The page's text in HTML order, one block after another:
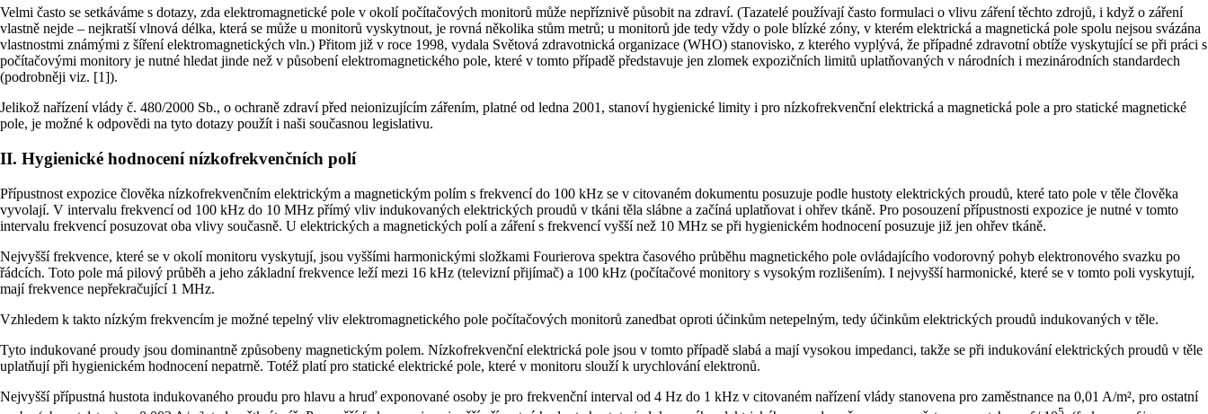
Velmi často se setkáváme s dotazy, zda elektromagnetické pole v okolí počítačových monitorů může nepříznivě působit na zdraví. (Tazatelé používají často formulaci o vlivu záření těchto zdrojů, i když o záření
vlastně nejde – nejkratší vlnová délka, která se může u monitorů vyskytnout, je rovná několika stům metrů; u monitorů jde tedy vždy o pole blízké zóny, v kterém elektrická a magnetická pole spolu nejsou svázána
vlastnostmi známými z šíření elektromagnetických vln.) Přitom již v roce 1998, vydala Světová zdravotnická organizace (WHO) stanovisko, z kterého vyplývá, že případné zdravotní obtíže vyskytující se při práci s
počítačovými monitory je nutné hledat jinde než v působení elektromagnetického pole, které v tomto případě představuje jen zlomek expozičních limitů uplatňovaných v národních i mezinárodních standardech
(podrobněji viz. [1]).
Jelikož nařízení vlády č. 480/2000 Sb., o ochraně zdraví před neionizujícím zářením, platné od ledna 2001, stanoví hygienické limity i pro nízkofrekvenční elektrická a magnetická pole a pro statické magnetické
pole, je možné k odpovědi na tyto dotazy použít i naši současnou legislativu.
II. Hygienické hodnocení nízkofrekvenčních polí
Přípustnost expozice člověka nízkofrekvenčním elektrickým a magnetickým polím s frekvencí do 100 kHz se v citovaném dokumentu posuzuje podle hustoty elektrických proudů, které tato pole v těle člověka
vyvolají. V intervalu frekvencí od 100 kHz do 10 MHz přímý vliv indukovaných elektrických proudů v tkáni těla slábne a začíná uplatňovat i ohřev tkáně. Pro posouzení přípustnosti expozice je nutné v tomto
intervalu frekvencí posuzovat oba vlivy současně. U elektrických a magnetických polí a záření s frekvencí vyšší než 10 MHz se při hygienickém hodnocení posuzuje již jen ohřev tkáně.
Nejvyšší frekvence, které se v okolí monitoru vyskytují, jsou vyššími harmonickými složkami Fourierova spektra časového průběhu magnetického pole ovládajícího vodorovný pohyb elektronového svazku po
řádcích. Toto pole má pilový průběh a jeho základní frekvence leží mezi 16 kHz (televizní přijímač) a 100 kHz (počítačové monitory s vysokým rozlišením). I nejvyšší harmonické, které se v tomto poli vyskytují,
mají frekvence nepřekračující 1 MHz.
Vzhledem k takto nízkým frekvencím je možné tepelný vliv elektromagnetického pole počítačových monitorů zanedbat oproti účinkům netepelným, tedy účinkům elektrických proudů indukovaných v těle.
Tyto indukované proudy jsou dominantně způsobeny magnetickým polem. Nízkofrekvenční elektrická pole jsou v tomto případě slabá a mají vysokou impedanci, takže se při indukování elektrických proudů v těle
uplatňují při hygienickém hodnocení nepatrně. Totéž platí pro statické elektrické pole, které v monitoru slouží k urychlování elektronů.
Nejvyšší přípustná hustota indukovaného proudu pro hlavu a hruď exponované osoby je pro frekvenční interval od 4 Hz do 1 kHz v citovaném nařízení vlády stanovena pro zaměstnance na 0,01 A/m², pro ostatní
5